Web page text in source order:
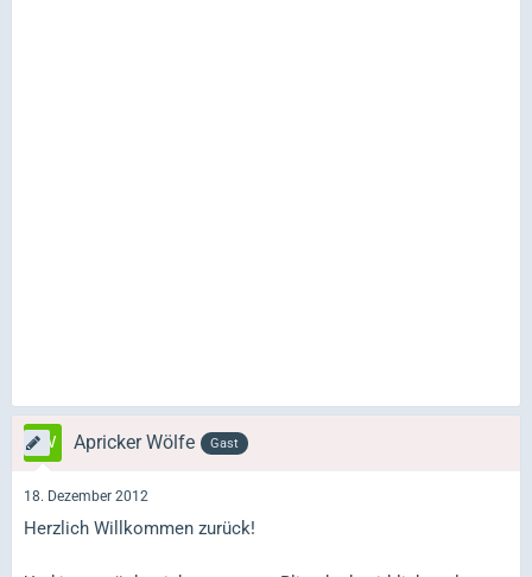
Apricker Wölfe Gast
18. Dezember 2012
Herzlich Willkommen zurück!